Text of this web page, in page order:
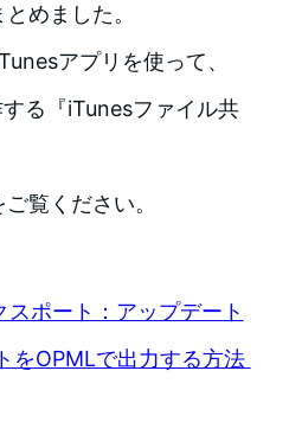
めました。
アプリを使って、
る『iTunesファイル共
覧ください。
ポート：アップデート
をOPMLで出力する方法